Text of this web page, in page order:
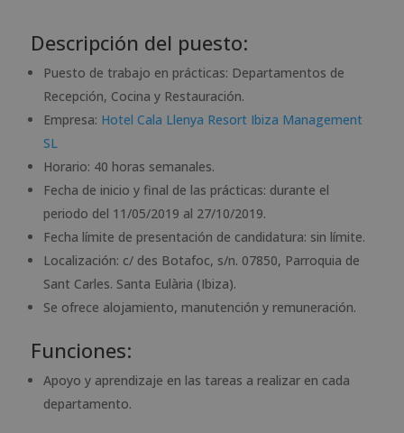
Descripción del puesto:
Puesto de trabajo en prácticas: Departamentos de
Recepción, Cocina y Restauración.
Empresa: Hotel Cala Llenya Resort Ibiza Management
SL
Horario: 40 horas semanales.
Fecha de inicio y final de las prácticas: durante el
periodo del 11/05/2019 al 27/10/2019.
Fecha límite de presentación de candidatura: sin límite.
Localización: c/ des Botafoc, s/n. 07850, Parroquia de
Sant Carles. Santa Eulària (Ibiza).
Se ofrece alojamiento, manutención y remuneración.
Funciones:
Apoyo y aprendizaje en las tareas a realizar en cada
departamento.